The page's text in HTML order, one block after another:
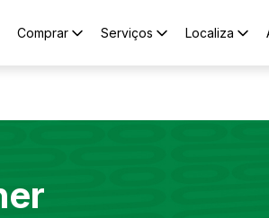
Comprar Serviços Localiza